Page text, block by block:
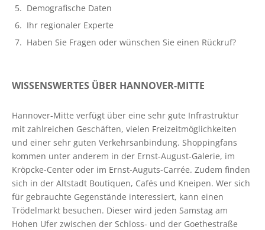
ProvenExpert.com
anderen Quellen
06.05.2026
Demografische Daten
Ihr regionaler Experte
Haben Sie Fragen oder wünschen Sie einen Rückruf?
WISSENSWERTES ÜBER HANNOVER-MITTE
Hannover-Mitte verfügt über eine sehr gute Infrastruktur
mit zahlreichen Geschäften, vielen Freizeitmöglichkeiten
und einer sehr guten Verkehrsanbindung. Shoppingfans
kommen unter anderem in der Ernst-August-Galerie, im
Kröpcke-Center oder im Ernst-Auguts-Carrée. Zudem finden
sich in der Altstadt Boutiquen, Cafés und Kneipen. Wer sich
für gebrauchte Gegenstände interessiert, kann einen
Trödelmarkt besuchen. Dieser wird jeden Samstag am
Hohen Ufer zwischen der Schloss- und der Goethestraße